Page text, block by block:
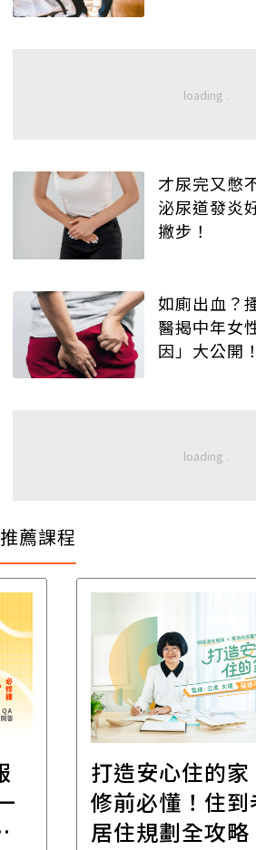
才尿完又憋
泌尿道發炎
撇步！
如廁出血？
醫揭中年女
因」大公開！
推薦課程
打造安心住的家
修前必懂！住到
居住規劃全攻略